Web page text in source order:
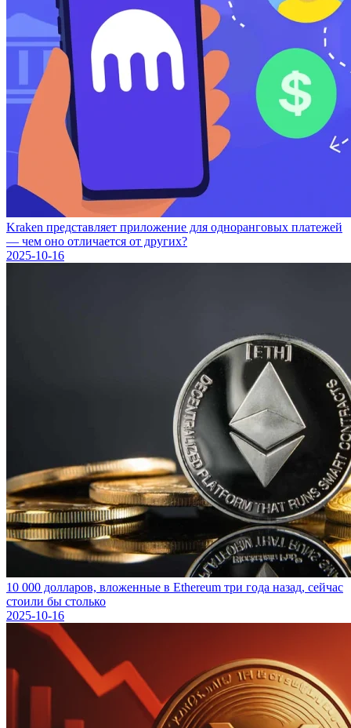
Kraken представляет приложение для одноранговых платежей
— чем оно отличается от других?
2025-10-16
10 000 долларов, вложенные в Ethereum три года назад, сейчас
стоили бы столько
2025-10-16